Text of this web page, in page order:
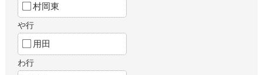
村岡東
や行
用田
わ行